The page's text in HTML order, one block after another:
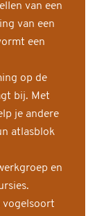
van een
van een
een
op de
bij. Met
je andere
atlasblok
en
vogelsoort